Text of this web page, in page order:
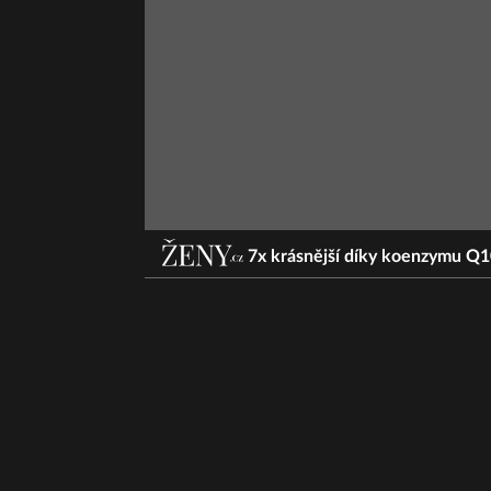
7x krásnější díky koenzymu